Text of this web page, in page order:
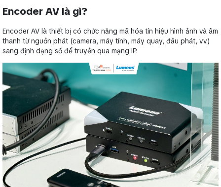
Encoder AV là gì?
Encoder AV là thiết bị có chức năng mã hóa tín hiệu hình ảnh và âm
thanh từ nguồn phát (camera, máy tính, máy quay, đầu phát, v.v.)
sang định dạng số để truyền qua mạng IP.